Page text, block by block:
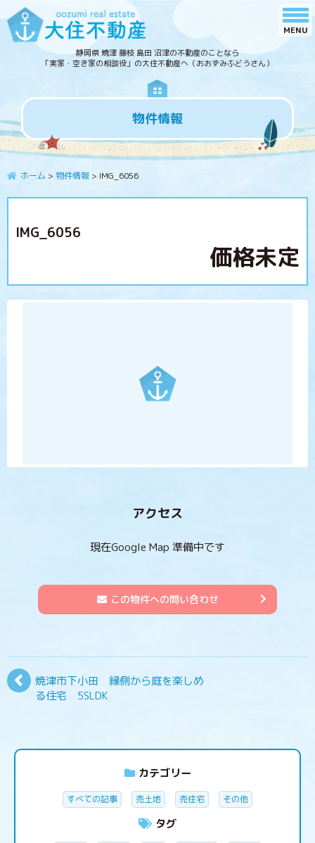
静岡県 焼津 藤枝 島田 沼津の不動産のことなら
「実家・空き家の相談役」の大住不動産へ（おおずみふどうさん）
物件情報
ホーム > 物件情報 > IMG_6056
IMG_6056
価格未定
アクセス
現在Google Map 準備中です
この物件への問い合わせ
焼津市下小田 縁側から庭を楽しめ
る住宅 5SLDK
カテゴリー
すべての記事 売土地 売住宅 その他
タグ